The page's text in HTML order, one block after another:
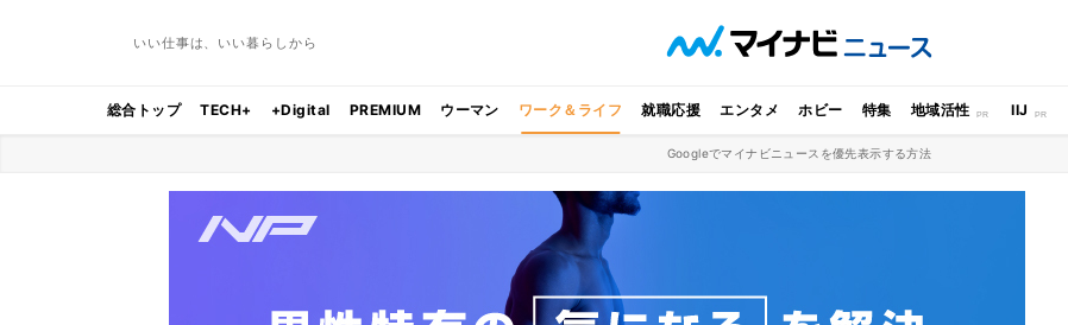
いい仕事は、いい暮らしから
総合トップ TECH+ +Digital PREMIUM ウーマン ワーク＆ライフ 就職応援 エンタメ ホビー 特集 地域活性 IIJ
Googleでマイナビニュースを優先表示する方法